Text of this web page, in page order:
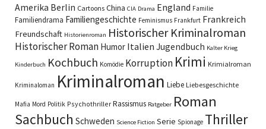
Amerika Berlin Cartoons China CIA Drama England Familie
Familiendrama Familiengeschichte Feminismus Frankfurt Frankreich
Freundschaft Historienroman Historischer Kriminalroman
Historischer Roman Humor Italien Jugendbuch Kalter Krieg
Kinderbuch Kochbuch Komödie Korruption Krimi Krimialroman
Kriminaloman Kriminalroman Liebe Liebesgeschichte
Mafia Mord Politik Psychothriller Rassismus Ratgeber Roman
Sachbuch Schweden Science Fiction Serie Spionage Thriller